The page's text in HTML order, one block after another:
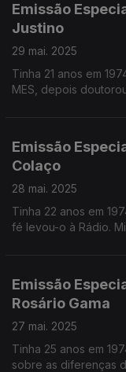
Emissão
Justino
29 mai. 2025
Tinha 21 anos em
MES, depois
Emissão
Colaço
28 mai. 2025
Tinha 22 anos em
fé levou-o à Rádio.
Emissão
Rosário Gama
27 mai. 2025
Tinha 25 anos em
sobre as diferenças